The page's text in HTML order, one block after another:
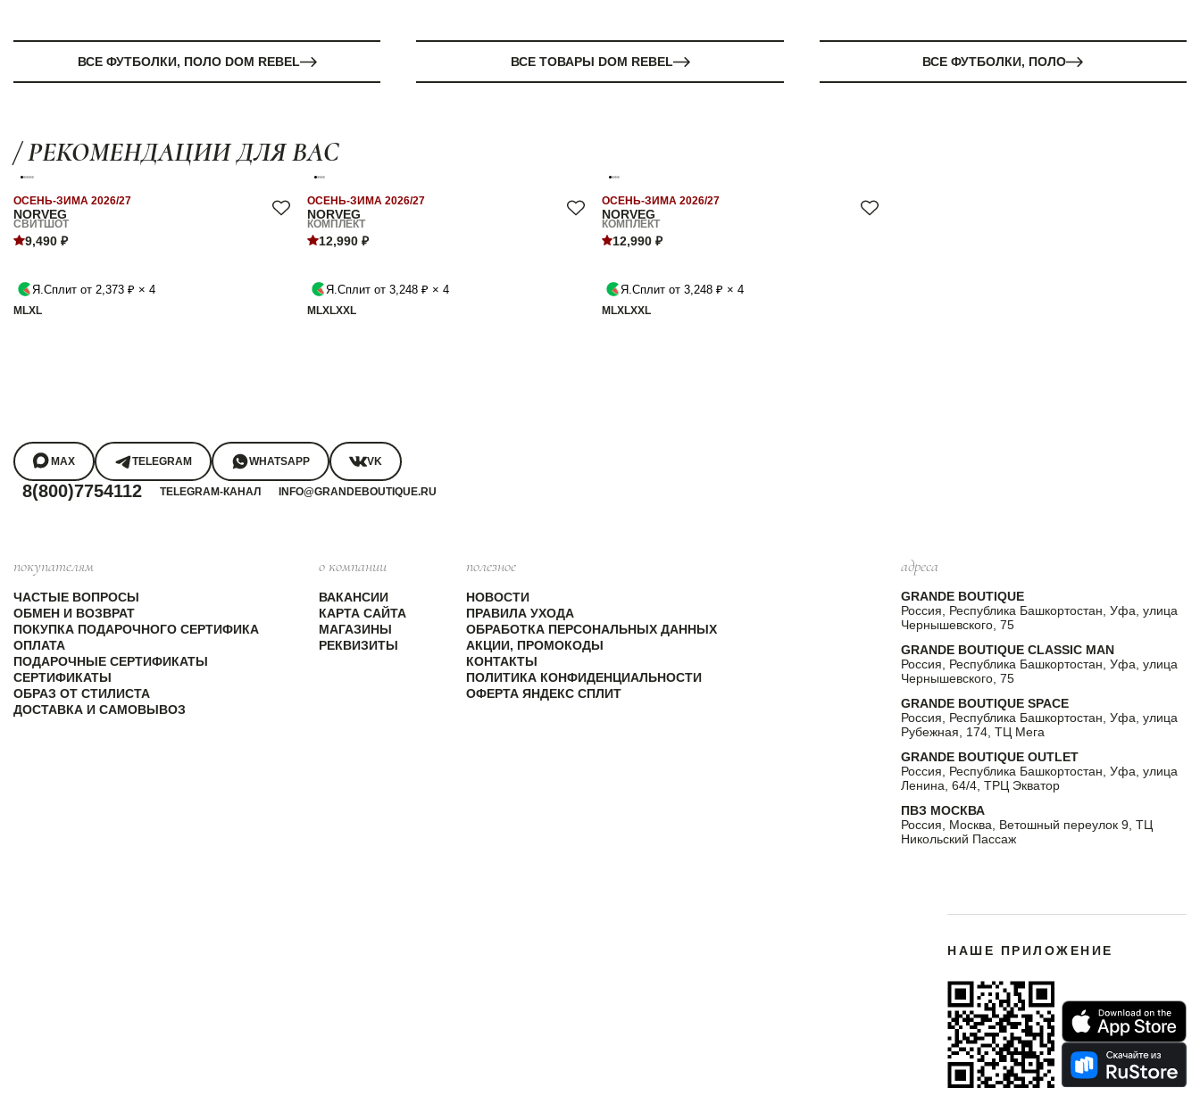
ВСЕ ФУТБОЛКИ, ПОЛО DOM REBEL ВСЕ ТОВАРЫ DOM REBEL ВСЕ ФУТБОЛКИ, ПОЛО
/ РЕКОМЕНДАЦИИ ДЛЯ ВАС
NORVEG
ОСЕНЬ-ЗИМА 2026/27
СВИТШОТ
9,490 ₽
Я.Сплит от 2,373 ₽ × 4
M LXL
NORVEG
ОСЕНЬ-ЗИМА 2026/27
КОМПЛЕКТ
12,990 ₽
Я.Сплит от 3,248 ₽ × 4
M LXLXXL
NORVEG
ОСЕНЬ-ЗИМА 2026/27
КОМПЛЕКТ
12,990 ₽
Я.Сплит от 3,248 ₽ × 4
M LXLXXL
MAX TELEGRAM WHATSAPP VK
8(800)7754112 TELEGRAM-КАНАЛ INFO@GRANDEBOUTIQUE.RU
покупателям
ЧАСТЫЕ ВОПРОСЫ
ОБМЕН И ВОЗВРАТ
ПОКУПКА ПОДАРОЧНОГО СЕРТИФИКА
ОПЛАТА
ПОДАРОЧНЫЕ СЕРТИФИКАТЫ
СЕРТИФИКАТЫ
ОБРАЗ ОТ СТИЛИСТА
ДОСТАВКА И САМОВЫВОЗ
о компании
ВАКАНСИИ
КАРТА САЙТА
МАГАЗИНЫ
РЕКВИЗИТЫ
полезное
НОВОСТИ
ПРАВИЛА УХОДА
ОБРАБОТКА ПЕРСОНАЛЬНЫХ ДАННЫХ
АКЦИИ, ПРОМОКОДЫ
КОНТАКТЫ
ПОЛИТИКА КОНФИДЕНЦИАЛЬНОСТИ
ОФЕРТА ЯНДЕКС СПЛИТ
адреса
GRANDE BOUTIQUE
Россия, Республика Башкортостан, Уфа, улица
Чернышевского, 75
GRANDE BOUTIQUE CLASSIC MAN
Россия, Республика Башкортостан, Уфа, улица
Чернышевского, 75
GRANDE BOUTIQUE SPACE
Россия, Республика Башкортостан, Уфа, улица
Рубежная, 174, ТЦ Мега
GRANDE BOUTIQUE OUTLET
Россия, Республика Башкортостан, Уфа, улица
Ленина, 64/4, ТРЦ Экватор
ПВЗ МОСКВА
Россия, Москва, Ветошный переулок 9, ТЦ
Никольский Пассаж
НАШЕ ПРИЛОЖЕНИЕ